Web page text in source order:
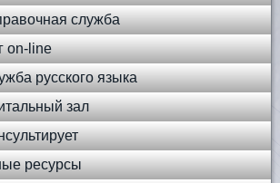
служба
on-line
русского языка
зал
ресурсы